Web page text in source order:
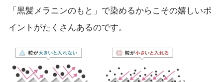
「黒髪メラニンのもと」で染めるからこその嬉しいポ
イントがたくさんあるのです。